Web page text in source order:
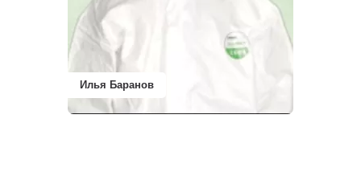
Илья Баранов